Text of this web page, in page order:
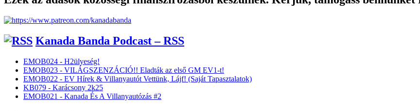
Kanada Banda Podcast – RSS
EMOB024 - H2ülyeség!
EMOB023 - VILÁGSZENZÁCIÓ!! Eladták az első GM EV1-t!
EMOB022 - EV Hírek & Villanyautót Vettünk, Lájf! (Saját Tapasztalatok)
KB079 - Karácsony 2k25
EMOB021 - Kanada És A Villanyautózás #2